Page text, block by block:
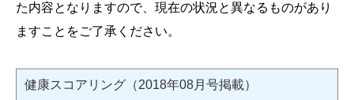
た内容となりますので、現在の状況と異なるものがあり
ますことをご了承ください。
健康スコアリング（2018年08月号掲載）